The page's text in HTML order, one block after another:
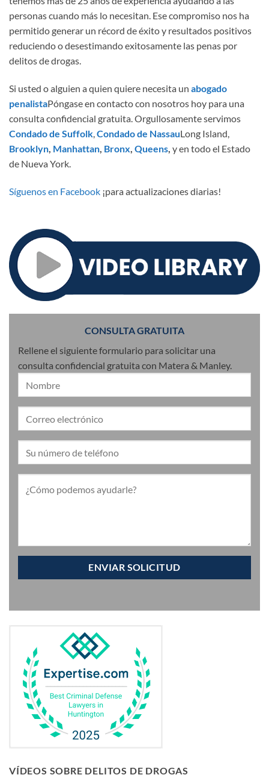
personas cuando más lo necesitan. Ese compromiso nos ha
permitido generar un récord de éxito y resultados positivos
reduciendo o desestimando exitosamente las penas por
delitos de drogas.
Si usted o alguien a quien quiere necesita un abogado
penalistaPóngase en contacto con nosotros hoy para una
consulta confidencial gratuita. Orgullosamente servimos
Condado de Suffolk,Condado de NassauLong Island,
Brooklyn, Manhattan, Bronx, Queens, y en todo el Estado
de Nueva York.
Síguenos en Facebook ¡para actualizaciones diarias!
CONSULTA GRATUITA
Rellene el siguiente formulario para solicitar una
consulta confidencial gratuita con Matera & Manley.
VÍDEOS SOBRE DELITOS DE DROGAS